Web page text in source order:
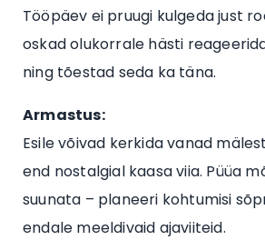
Tööpäev ei pruugi kulgeda just
oskad olukorrale hästi
ning tõestad seda ka täna.
Armastus:
Esile võivad kerkida vanad
end nostalgial kaasa viia. Püüa
suunata – planeeri kohtumisi
endale meeldivaid ajaviiteid.